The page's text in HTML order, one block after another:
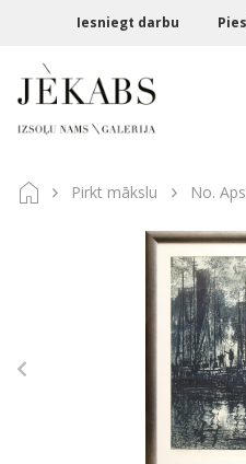
Iesniegt darbu
Pirkt mākslu No.